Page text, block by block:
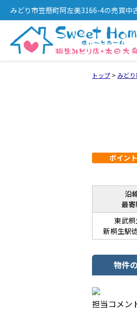
みどり市笠懸町阿左美3166-4の売買中
（5SDK・新桐生駅徒歩10分）[11229]
トップ > みどり
ポイント
沿
最
東武
新桐生駅
物件
担当コメン